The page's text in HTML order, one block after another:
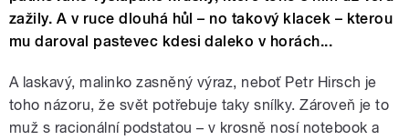
zažily. A v ruce dlouhá hůl – no takový klacek – kterou
mu daroval pastevec kdesi daleko v horách...
A laskavý, malinko zasněný výraz, neboť Petr Hirsch je
toho názoru, že svět potřebuje taky snílky. Zároveň je to
muž s racionální podstatou – v krosně nosí notebook a